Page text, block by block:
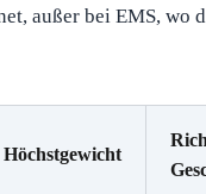
außer bei EMS, wo
Höchstgewicht